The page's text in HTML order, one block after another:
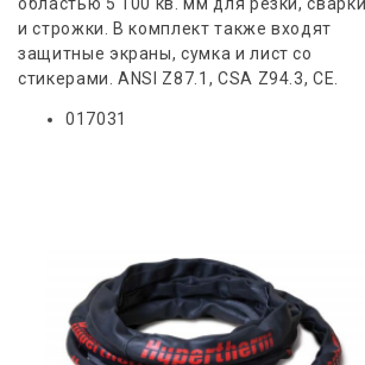
и строжки. В комплект также входят
защитные экраны, сумка и лист со
стикерами. ANSI Z87.1, CSA Z94.3, CE.
017031